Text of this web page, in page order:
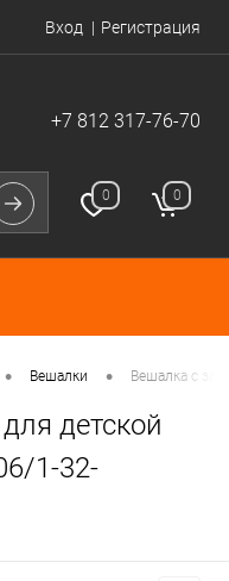
Вход Регистрация
+7 812 317-76-70
0 0
• Вешалки • Вешалка с
детской
1-32-